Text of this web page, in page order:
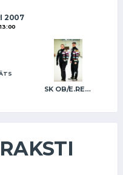
2007
13:00
SK OB/E.REGŽA R.FREIDENSONS